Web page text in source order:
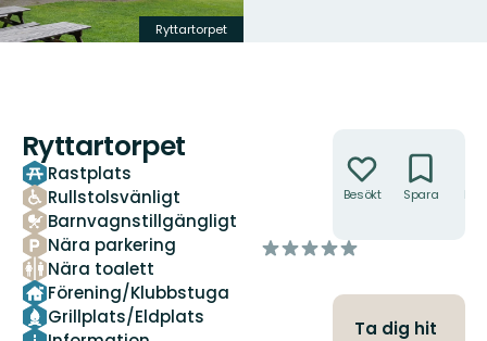
Ryttartorpet
Ryttartorpet
Rastplats
Rullstolsvänligt
Barnvagnstillgängligt
Nära parkering
Nära toalett
Förening/Klubbstuga
Grillplats/Eldplats
av
Besökt Spara
Ta dig hit